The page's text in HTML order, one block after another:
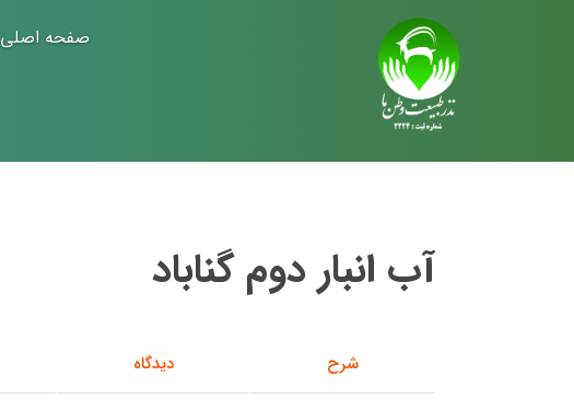
صفحه اصلی
آب انبار دوم گناباد
شرح دیدگاه